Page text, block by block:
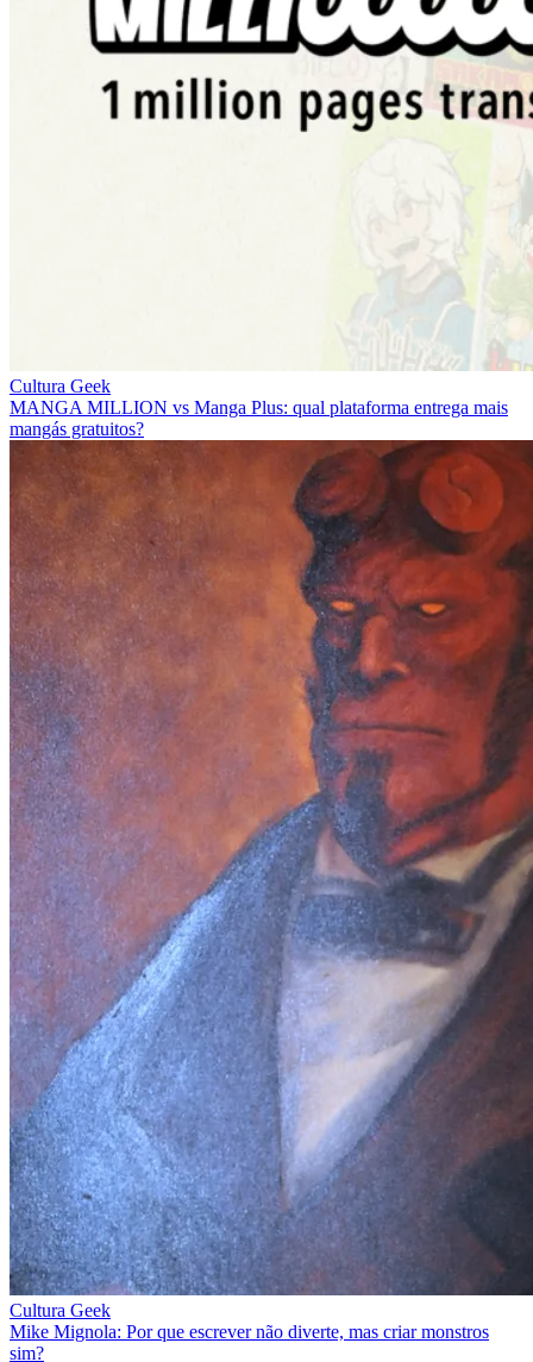
Cultura Geek
MANGA MILLION vs Manga Plus: qual plataforma entrega mais
mangás gratuitos?
Cultura Geek
Mike Mignola: Por que escrever não diverte, mas criar monstros
sim?